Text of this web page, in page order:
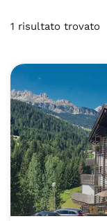
1 risultato trovato